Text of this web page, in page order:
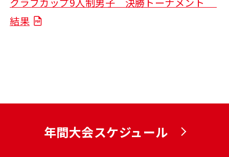
結果
年間大会スケジュール